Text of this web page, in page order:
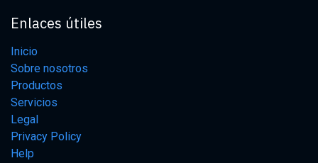
Enlaces útiles
Inicio
Sobre nosotros
Productos
Servicios
Legal
Privacy Policy
Help